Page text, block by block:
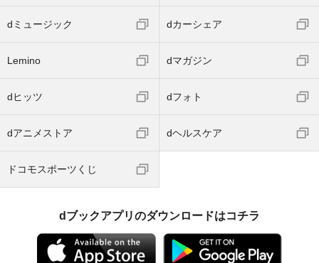
dミュージック dカーシェア
Lemino dマガジン
dヒッツ dフォト
dアニメストア dヘルスケア
ドコモスポーツくじ
dブックアプリのダウンロードはコチラ